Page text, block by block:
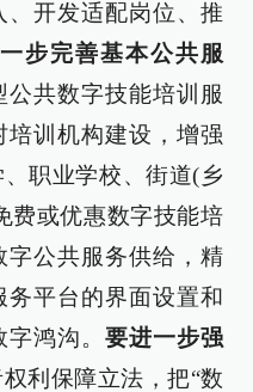
、开发适配岗位、推
步完善基本公共服
共数字技能培训服
训机构建设，增强
职业学校、街道(乡
费或优惠数字技能培
字公共服务供给，精
平台的界面设置和
字鸿沟。要进一步强
利保障立法，把“数